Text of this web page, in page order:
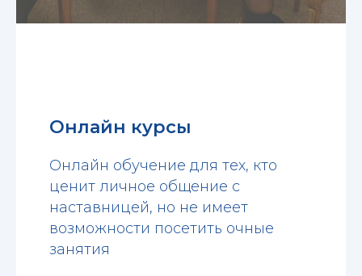
Онлайн курсы
Онлайн обучение для тех, кто
ценит личное общение с
наставницей, но не имеет
возможности посетить очные
занятия